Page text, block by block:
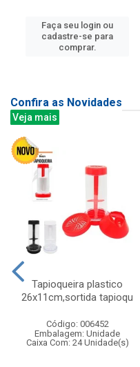
Faça seu login ou
cadastre-se para
comprar.
Confira as Novidades
Veja mais
Tapioqueira plastico
26x11cm,sortida tapioqu
Código: 006452
Embalagem: Unidade
Caixa Com: 24 Unidade(s)